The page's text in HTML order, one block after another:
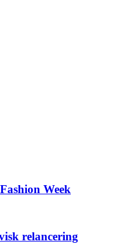
Week
relancering